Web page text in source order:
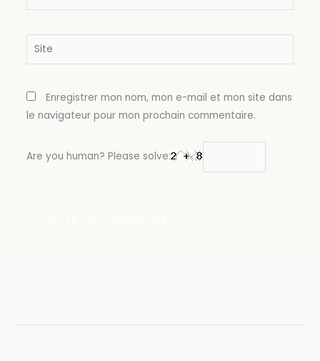
Site
Enregistrer mon nom, mon e-mail et mon site dans
le navigateur pour mon prochain commentaire.
Are you human? Please solve: